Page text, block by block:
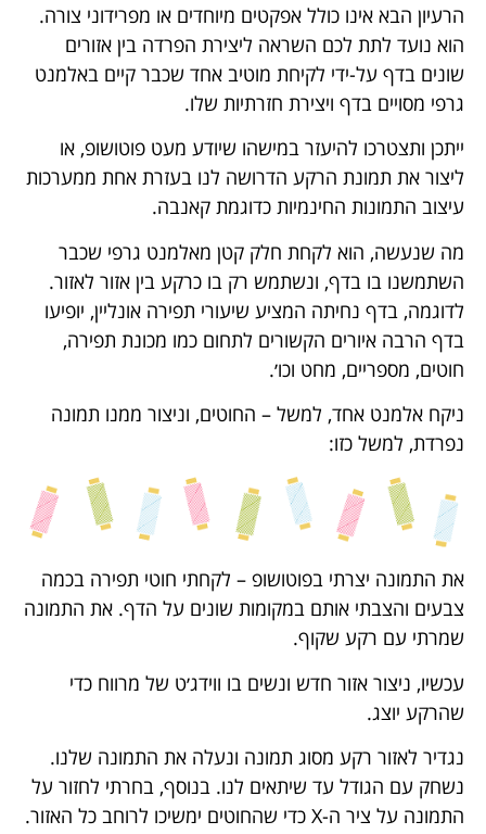
הרעיון הבא אינו כולל אפקטים מיוחדים או מפרידוני צורה.
הוא נועד לתת לכם השראה ליצירת הפרדה בין אזורים
שונים בדף על-ידי לקיחת מוטיב אחד שכבר קיים באלמנט
גרפי מסויים בדף ויצירת חזרתיות שלו.
ייתכן ותצטרכו להיעזר במישהו שיודע מעט פוטושופ, או
ליצור את תמונת הרקע הדרושה לנו בעזרת אחת ממערכות
עיצוב התמונות החינמיות כדוגמת קאנבה.
מה שנעשה, הוא לקחת חלק קטן מאלמנט גרפי שכבר
השתמשנו בו בדף, ונשתמש רק בו כרקע בין אזור לאזור.
לדוגמה, בדף נחיתה המציע שיעורי תפירה אונליין, יופיעו
בדף הרבה איורים הקשורים לתחום כמו מכונת תפירה,
חוטים, מספריים, מחט וכו׳.
ניקח אלמנט אחד, למשל – החוטים, וניצור ממנו תמונה
נפרדת, למשל כזו:
את התמונה יצרתי בפוטושופ – לקחתי חוטי תפירה בכמה
צבעים והצבתי אותם במקומות שונים על הדף. את התמונה
שמרתי עם רקע שקוף.
עכשיו, ניצור אזור חדש ונשים בו ווידג׳ט של מרווח כדי
שהרקע יוצג.
נגדיר לאזור רקע מסוג תמונה ונעלה את התמונה שלנו.
נשחק עם הגודל עד שיתאים לנו. בנוסף, בחרתי לחזור על
התמונה על ציר ה-X כדי שהחוטים ימשיכו לרוחב כל האזור.